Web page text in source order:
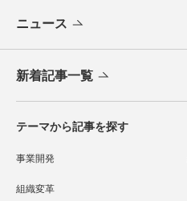
ニュース
新着記事一覧
テーマから記事を探す
事業開発
組織変革